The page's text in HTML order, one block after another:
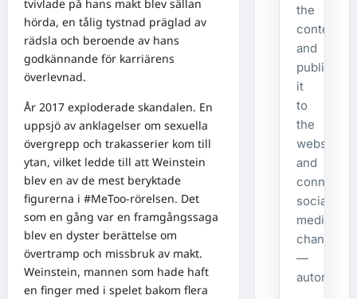
tvivlade på hans makt blev sällan
hörda, en tålig tystnad präglad av
rädsla och beroende av hans
godkännande för karriärens
överlevnad.
År 2017 exploderade skandalen. En
uppsjö av anklagelser om sexuella
övergrepp och trakasserier kom till
ytan, vilket ledde till att Weinstein
blev en av de mest beryktade
figurerna i #MeToo-rörelsen. Det
som en gång var en framgångssaga
blev en dyster berättelse om
övertramp och missbruk av makt.
Weinstein, mannen som hade haft
en finger med i spelet bakom flera
the
content,
and
publishes
it
to
the
website
and
connected
social
media
channels
—